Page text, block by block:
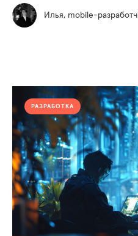
Илья, mobile-
РАЗРАБОТКА